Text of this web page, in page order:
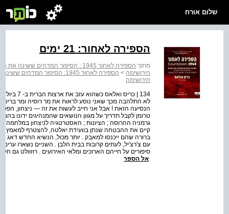
שלום אורח
הספירה לאחור: 21 ימים
מתוך:
הירושימה >
הירושימה
134 |
לא התלהבה מכך שאני נוסע לראות את מר רוסיה ומר
הנסיעה הזאת ! אבל אני חייב לעשות את זה — ניצחון,
טרומן לקבל תדריך על מגוון הנושאים שהמנהיגים ידונו
גרמניה ההרוסה ; הציונות ; האסטרטגיה לניצחון במלחמה
קיים את ההבטחה שנתן בוועידת יאלטה, להצטרף למאמץ
ברורה שהם ייכנסו למאבק . יותר מכול, הנשיא החדש דאג
עם צ'רצ'יל, לעתים קרובות בבית הלבן . השניים נשארו
סיפורים על חייהם הארוכים ומלאי האירועים . רוזוולט גם
אל הספר